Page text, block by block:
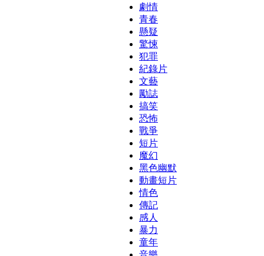
劇情
青春
懸疑
驚悚
犯罪
紀錄片
文藝
勵誌
搞笑
恐怖
戰爭
短片
魔幻
黑色幽默
動畫短片
情色
傳記
感人
暴力
童年